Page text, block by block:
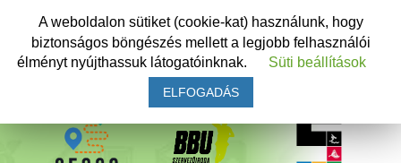
A weboldalon sütiket (cookie-kat) használunk, hogy
biztonságos böngészés mellett a legjobb felhasználói
élményt nyújthassuk látogatóinknak.
Süti beállítások
ELFOGADÁS